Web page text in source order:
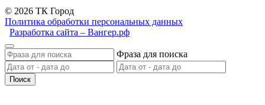
© 2026 ТК Город
Политика обработки персональных данных
Разработка сайта – Вангер.рф
Фраза для поиска
Поиск